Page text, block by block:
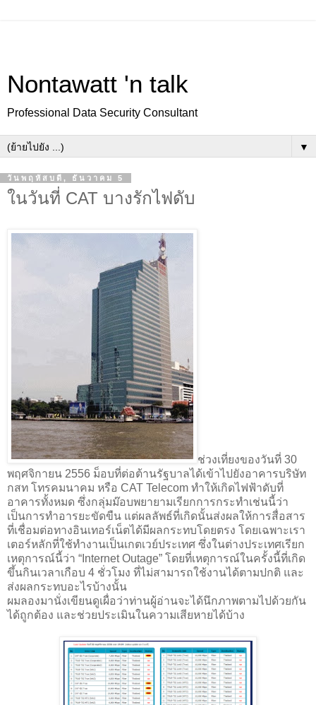
Nontawatt 'n talk
Professional Data Security Consultant
▼
วันพฤหัสบดี, ธันวาคม 5
ในวันที่ CAT บางรักไฟดับ
ช่วงเที่ยงของวันที่ 30
พฤศจิกายน 2556 ม็อบที่ต่อต้านรัฐบาลได้เข้าไปยังอาคารบริษัท
กสท โทรคมนาคม หรือ CAT Telecom ทำให้เกิดไฟฟ้าดับที่
อาคารทั้งหมด ซึ่งกลุ่มม๊อบพยายามเรียกการกระทำเช่นนี้ว่า
เป็นการทำอารยะขัดขืน แต่ผลลัพธ์ที่เกิดนั้นส่งผลให้การสื่อสาร
ที่เชื่อมต่อทางอินเทอร์เน็ตได้มีผลกระทบโดยตรง โดยเฉพาะเรา
เตอร์หลักที่ใช้ทำงานเป็นเกตเวย์ประเทศ ซึ่งในต่างประเทศเรียก
เหตุการณ์นี้ว่า “Internet Outage” โดยที่เหตุการณ์ในครั้งนี้ที่เกิด
ขึ้นกินเวลาเกือบ 4 ชั่วโมง ที่ไม่สามารถใช้งานได้ตามปกติ และ
ส่งผลกระทบอะไรบ้างนั้น
ผมลองมานั่งเขียนดูเผื่อว่าท่านผู้อ่านจะได้นึกภาพตามไปด้วยกัน
ได้ถูกต้อง และช่วยประเมินในความเสียหายได้บ้าง